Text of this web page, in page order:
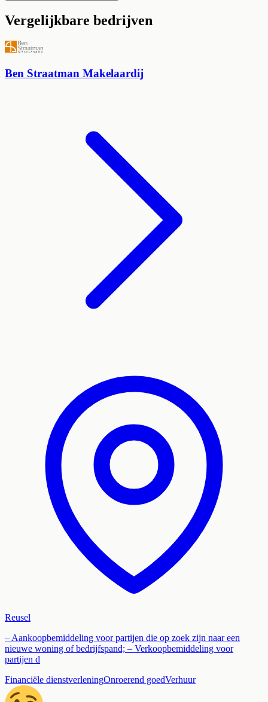
Vergelijkbare bedrijven
Ben Straatman Makelaardij
Reusel
– Aankoopbemiddeling voor partijen die op zoek zijn naar een
nieuwe woning of bedrijfspand; – Verkoopbemiddeling voor
partijen d
Financiële dienstverleningOnroerend goedVerhuur